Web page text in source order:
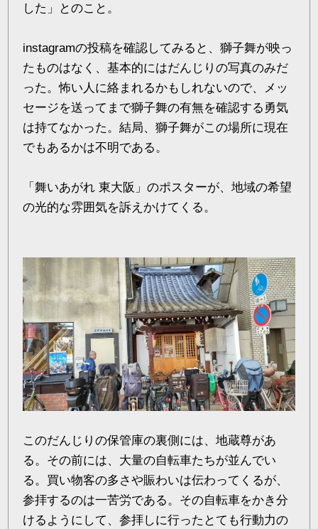
した」とのこと。
instagramの投稿を確認してみると、獅子舞が映っ
たものはなく、基本的にはだんじりの写真のみだ
った。怖い人に絡まれるかもしれないので、メッ
セージを送ってまで獅子舞の有無を確認する勇気
は持てなかった。結局、獅子舞がこの場所に現在
でもあるかは不明である。
「舞いあがれ 東大阪」のポスターが、地域の希望
の光的な雰囲気を訴えかけてくる。
このだんじりの保管庫の裏側には、地蔵尊があ
る。その前には、大量の自転車たちが並んでい
る。買い物客の多さや賑わいは伝わってくるが、
参拝するのは一苦労である。その自転車をかき分
けるようにして、参拝しに行ったとても行動力の